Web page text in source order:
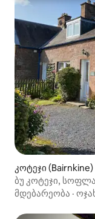
კოტეჯი (Bairnkine)
ბუ კოტეჯი,
მდებარეობა ·